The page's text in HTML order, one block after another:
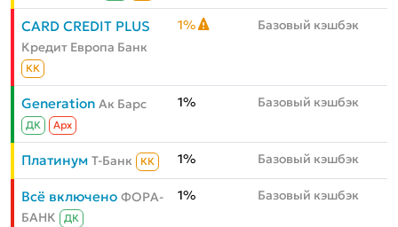
CARD CREDIT PLUS
Кредит Европа Банк
КК
1% Базовый кэшбэк
Generation Ак Барс
ДК Aрх
1% Базовый кэшбэк
Платинум Т-Банк КК 1% Базовый кэшбэк
Всё включено ФОРА-
БАНК
ДК
1% Базовый кэшбэк